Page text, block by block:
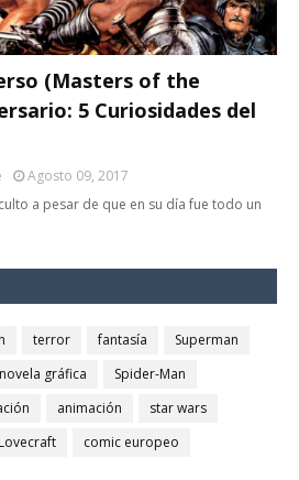
(Masters of the
5 Curiosidades del
Agosto 09, 2017
a pesar de que en su día fue todo un
terror fantasía
Superman
novela gráfica
Spider-Man
animación
star wars
Lovecraft comic europeo